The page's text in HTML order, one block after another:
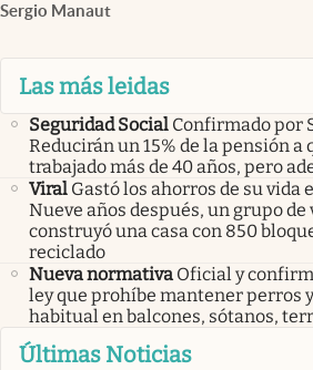
Sergio Manaut
Las más leidas
Seguridad Social Confirmado por
Reducirán un 15% de la pensión a
trabajado más de 40 años, pero
Viral Gastó los ahorros de su vida
Nueve años después, un grupo
construyó una casa con 850
reciclado
Nueva normativa Oficial y
ley que prohíbe mantener perros
habitual en balcones, sótanos,
Últimas Noticias